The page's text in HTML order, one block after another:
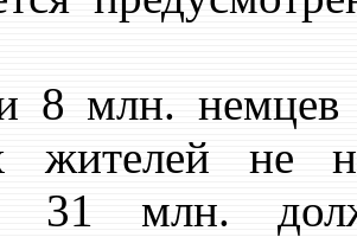
8 млн. немцев
жителей не
31 млн.